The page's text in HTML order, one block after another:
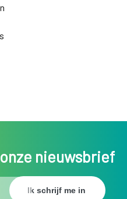
nieuwsbrief